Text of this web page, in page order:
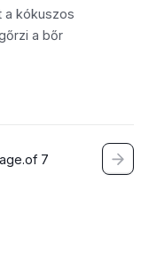
a kókuszos
a bőr
7